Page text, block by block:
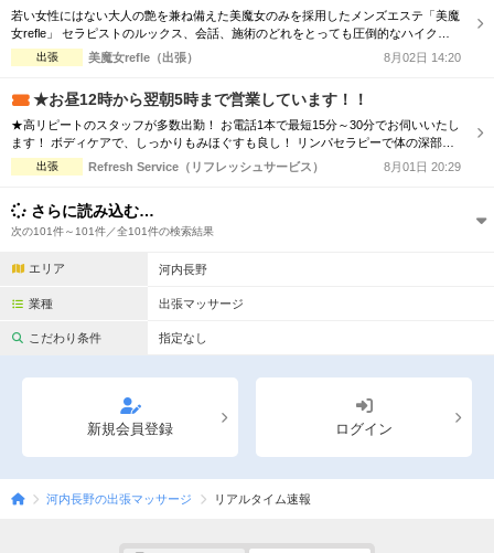
若い女性にはない大人の艶を兼ね備えた美魔女のみを採用したメンズエステ「美魔
女refle」 セラピストのルックス、会話、施術のどれをとっても圧倒的なハイクオ
リティでお客様をお出迎えさせて頂きます。 記憶に残る素敵なお時間をお過ごし
下さいませ。 容姿、接客全てを兼ねそろえた美魔女が多数ご案内可能♪ 必ず会った
是非この機会に日頃...
出張 美魔女refle（出張） 8月02日 14:20
★お昼12時から翌朝5時まで営業しています！！
★高リピートのスタッフが多数出勤！ お電話1本で最短15分～30分でお伺いいたし
ます！ ボディケアで、しっかりもみほぐすも良し！ リンパセラピーで体の深部ま
で癒すも良し！ 出張マッサージ・リラクゼーション リフレッシュサービスでは、
技術接遇研修検定をクリアした女性セラピストがお伺いします！ 清楚で、清潔感
軽にご利用い...
出張 Refresh Service（リフレッシュサービス） 8月01日 20:29
さらに読み込む…
次の101件～101件／全101件の検索結果
エリア 河内長野
業種 出張マッサージ
こだわり条件 指定なし
新規会員登録 ログイン
河内長野の出張マッサージ リアルタイム速報